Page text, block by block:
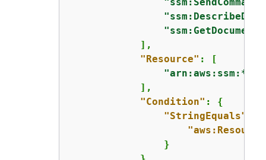
"ssm:GetDocument"
            ],
"Resource" : [
            ],
"Condition" : {
"StringEquals"
                }